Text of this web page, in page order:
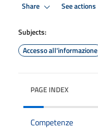
Share See actions
Subjects:
Accesso all'informazione
PAGE INDEX
Competenze